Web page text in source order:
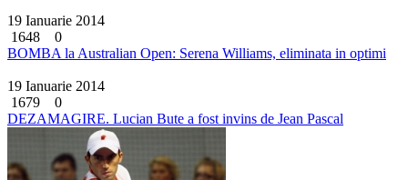
19 Ianuarie 2014
1648
0
BOMBA la Australian Open: Serena Williams, eliminata in optimi
19 Ianuarie 2014
1679
0
DEZAMAGIRE. Lucian Bute a fost invins de Jean Pascal